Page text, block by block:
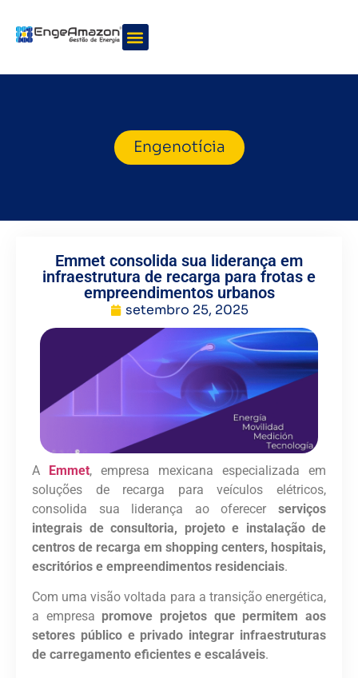
Engenotícia
Emmet consolida sua liderança em
infraestrutura de recarga para frotas e
empreendimentos urbanos
setembro 25, 2025
A Emmet, empresa mexicana especializada em
soluções de recarga para veículos elétricos,
consolida sua liderança ao oferecer serviços
integrais de consultoria, projeto e instalação de
centros de recarga em shopping centers, hospitais,
escritórios e empreendimentos residenciais.
Com uma visão voltada para a transição energética,
a empresa promove projetos que permitem aos
setores público e privado integrar infraestruturas
de carregamento eficientes e escaláveis.